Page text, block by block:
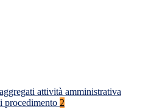
attività amministrativa
procedimento 2